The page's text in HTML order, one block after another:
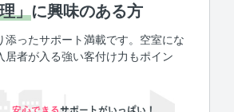
」に興味のある方
添ったサポート満載です。空室にな
居者が入る強い客付け力もポイン